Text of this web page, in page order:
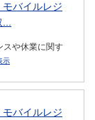
バイルレジ
スや休業に関す
示
バイルレジ